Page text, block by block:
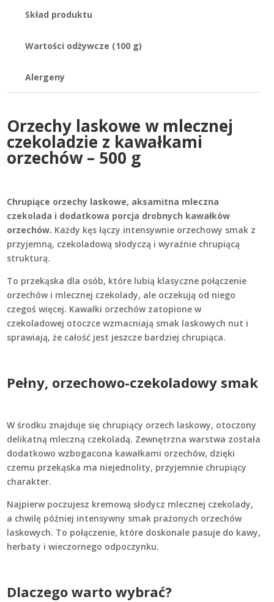
Skład produktu
Wartości odżywcze (100 g)
Alergeny
Orzechy laskowe w mlecznej
czekoladzie z kawałkami
orzechów – 500 g
Chrupiące orzechy laskowe, aksamitna mleczna
czekolada i dodatkowa porcja drobnych kawałków
orzechów. Każdy kęs łączy intensywnie orzechowy smak z
przyjemną, czekoladową słodyczą i wyraźnie chrupiącą
strukturą.
To przekąska dla osób, które lubią klasyczne połączenie
orzechów i mlecznej czekolady, ale oczekują od niego
czegoś więcej. Kawałki orzechów zatopione w
czekoladowej otoczce wzmacniają smak laskowych nut i
sprawiają, że całość jest jeszcze bardziej chrupiąca.
Pełny, orzechowo-czekoladowy smak
W środku znajduje się chrupiący orzech laskowy, otoczony
delikatną mleczną czekoladą. Zewnętrzna warstwa została
dodatkowo wzbogacona kawałkami orzechów, dzięki
czemu przekąska ma niejednolity, przyjemnie chrupiący
charakter.
Najpierw poczujesz kremową słodycz mlecznej czekolady,
a chwilę później intensywny smak prażonych orzechów
laskowych. To połączenie, które doskonale pasuje do kawy,
herbaty i wieczornego odpoczynku.
Dlaczego warto wybrać?